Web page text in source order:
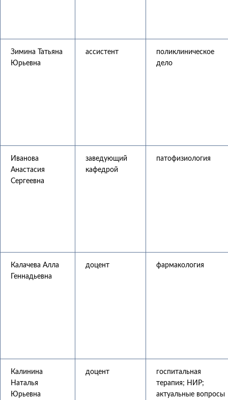
Зимина Татьяна
Юрьевна
ассистент
поликлиническое
дело
Иванова
Анастасия
Сергеевна
заведующий
кафедрой
патофизиология
Калачева Алла
Геннадьевна
доцент фармакология
Калинина
Наталья
Юрьевна
доцент
госпитальная
терапия; НИР;
актуальные вопросы